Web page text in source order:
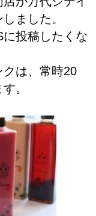
ました。
投稿したくな
は、常時20
。